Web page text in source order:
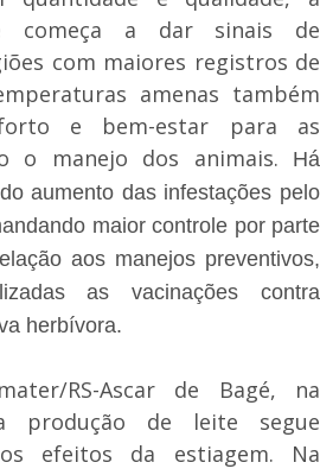
começa a dar sinais de
com maiores registros de
amenas também
e bem-estar para as
o manejo dos animais.
Há
aumento das infestações pelo
maior controle por parte
aos manejos preventivos,
as vacinações contra
herbívora.
RS-Ascar de Bagé, na
produção de leite segue
efeitos da estiagem. Na